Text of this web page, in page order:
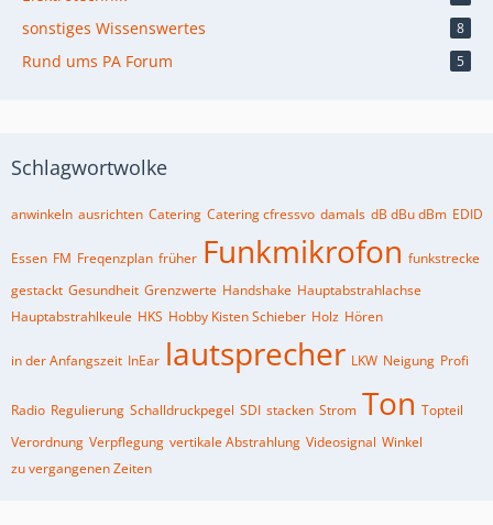
sonstiges Wissenswertes 8
Rund ums PA Forum 5
Schlagwortwolke
anwinkeln ausrichten Catering Catering cfressvo damals dB dBu dBm EDID
Essen FM Freqenzplan früher Funkmikrofon funkstrecke
gestackt Gesundheit Grenzwerte Handshake Hauptabstrahlachse
Hauptabstrahlkeule HKS Hobby Kisten Schieber Holz Hören
in der Anfangszeit InEar lautsprecher LKW Neigung Profi
Radio Regulierung Schalldruckpegel SDI stacken Strom Ton Topteil
Verordnung Verpflegung vertikale Abstrahlung Videosignal Winkel
zu vergangenen Zeiten